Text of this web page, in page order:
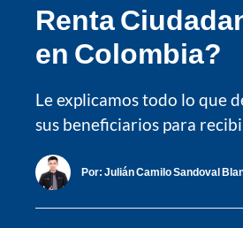
Renta
en Colombia?
Le explicamos todo lo que
sus beneficiarios para
Por: Julián Camilo Sandoval